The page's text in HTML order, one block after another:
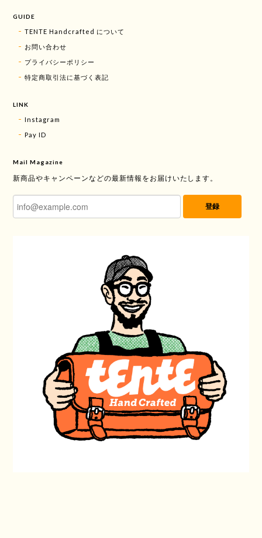
GUIDE
TENTE Handcrafted について
お問い合わせ
プライバシーポリシー
特定商取引法に基づく表記
LINK
Instagram
Pay ID
Mail Magazine
新商品やキャンペーンなどの最新情報をお届けいたします。
登録